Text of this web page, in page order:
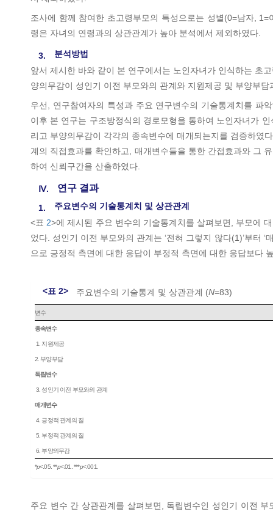
조사에 함께 참여한 초고령부모의 특성으로는 성별(0=남자,
령은 자녀의 연령과의 상관관계가 높아 분석에서 제외하였다.
3.
분석방법
앞서 제시한 바와 같이 본 연구에서는 노인자녀가 인식하는 초
양의무감이 성인기 이전 부모와의 관계와 지원제공 및 부양부
우선, 연구참여자의 특성과 주요 연구변수의 기술통계치를 파
이후 본 연구는 구조방정식의 경로모형을 통하여 노인자녀가
리고 부양의무감이 각각의 종속변수에 매개되는지를 검증하였
계의 직접효과를 확인하고, 매개변수들을 통한 간접효과와 그
하여 신뢰구간을 산출하였다.
Ⅳ. 연구 결과
1.
주요변수의 기술통계치 및 상관관계
<표2>에 제시된 주요 변수의 기술통계치를 살펴보면, 부모에
었다. 성인기 이전 부모와의 관계는 ‘전혀 그렇지 않다(1)’부터
으로 긍정적 측면에 대한 응답이 부정적 측면에 대한 응답보다
<표 2> 주요변수의 기술통계 및 상관관계 (N=83)
변수
종속변수
1. 지원제공
2. 부양부담
독립변수
3. 성인기 이전 부모와의 관계
매개변수
4. 긍정적 관계의 질
5. 부정적 관계의 질
6. 부양의무감
*p<.05. **p<.01. ***p<.001.
주요 변수 간 상관관계를 살펴보면, 독립변수인 성인기 이전